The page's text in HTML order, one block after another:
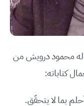
محمود درويش من
كتاباته:
بما لا يتحقّق.